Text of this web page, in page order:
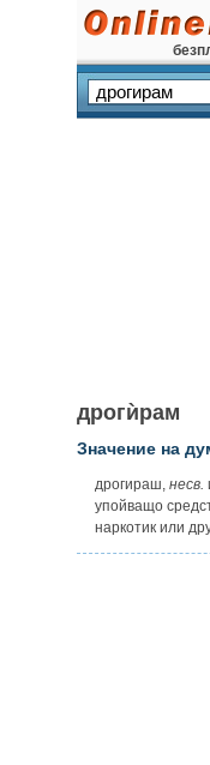
дрогѝрам
Значение на
дрогираш, несв.
упойващо
наркотик или